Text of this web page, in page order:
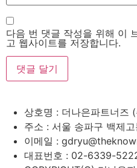
다음 번 댓글 작성을 위해 이
고 웹사이트를 저장합니다.
상호명 : 더나은파트너즈
주소 : 서울 송파구 백제
이메일 :
대표번호 : 02-6339-